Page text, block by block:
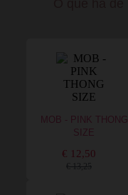
MOB - PINK THONG
SIZE
€ 12,50
€ 13,25